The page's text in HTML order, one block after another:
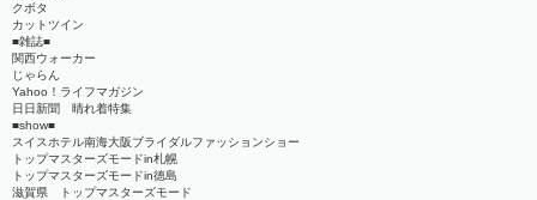
クボタ
カットツイン
■雑誌■
関西ウォーカー
じゃらん
Yahoo！ライフマガジン
日日新聞 晴れ着特集
■show■
スイスホテル南海大阪ブライダルファッションショー
トップマスターズモードin札幌
トップマスターズモードin徳島
滋賀県 トップマスターズモード